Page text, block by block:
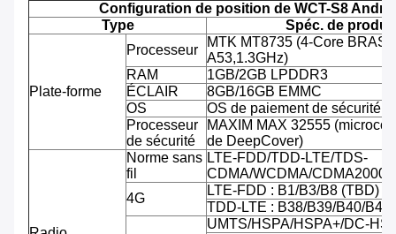
Configuration de position de WCT-S8
Type
Spéc. de produit
Plate-forme
Processeur
MTK MT8735 (4-Core BRAS
A53,1.3GHz)
RAM
1GB/2GB LPDDR3
ÉCLAIR
8GB/16GB EMMC
OS
OS de paiement de sécurité
Processeur
de sécurité
MAXIM MAX 32555
de DeepCover)
Norme sans
fil
LTE-FDD/TDD-LTE/TDS-
CDMA/WCDMA/CDMA2000/
4G
LTE-FDD : B1/B3/B8 (TBD)
TDD-LTE : B38/B39/B40/B41
UMTS/HSPA/HSPA+/DC-